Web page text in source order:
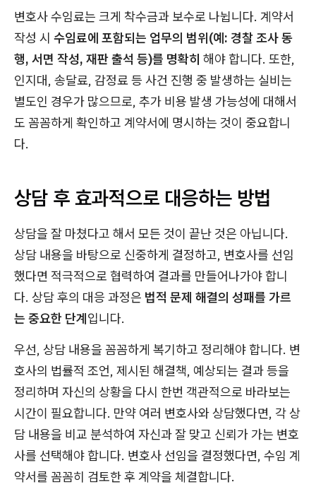
변호사 수임료는 크게 착수금과 보수로 나뉩니다. 계약서
작성 시 수임료에 포함되는 업무의 범위(예: 경찰 조사 동
행, 서면 작성, 재판 출석 등)를 명확히 해야 합니다. 또한,
인지대, 송달료, 감정료 등 사건 진행 중 발생하는 실비는
별도인 경우가 많으므로, 추가 비용 발생 가능성에 대해서
도 꼼꼼하게 확인하고 계약서에 명시하는 것이 중요합니
다.
상담 후 효과적으로 대응하는 방법
상담을 잘 마쳤다고 해서 모든 것이 끝난 것은 아닙니다.
상담 내용을 바탕으로 신중하게 결정하고, 변호사를 선임
했다면 적극적으로 협력하여 결과를 만들어나가야 합니
다. 상담 후의 대응 과정은 법적 문제 해결의 성패를 가르
는 중요한 단계입니다.
우선, 상담 내용을 꼼꼼하게 복기하고 정리해야 합니다. 변
호사의 법률적 조언, 제시된 해결책, 예상되는 결과 등을
정리하며 자신의 상황을 다시 한번 객관적으로 바라보는
시간이 필요합니다. 만약 여러 변호사와 상담했다면, 각 상
담 내용을 비교 분석하여 자신과 잘 맞고 신뢰가 가는 변호
사를 선택해야 합니다. 변호사 선임을 결정했다면, 수임 계
약서를 꼼꼼히 검토한 후 계약을 체결합니다.